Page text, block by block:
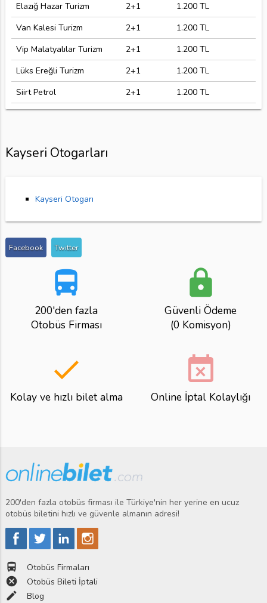
Elazığ Hazar Turizm
2+1
1.200 TL
Van Kalesi Turizm
2+1
1.200 TL
Vip Malatyalılar Turizm
2+1
1.200 TL
Lüks Ereğli Turizm
2+1
1.200 TL
Siirt Petrol
2+1 1.200 TL
Kayseri Otogarları
Kayseri Otogarı
Facebook Twitter
directions_bus
200'den fazla
Otobüs Firması
lock
Güvenli Ödeme
(0 Komisyon)
done
Kolay ve hızlı bilet alma
event_busy
Online İptal Kolaylığı
200'den fazla otobüs firması ile Türkiye'nin her yerine en ucuz
otobüs biletini hızlı ve güvenle almanın adresi!
directions_bus Otobüs Firmaları
cancel Otobüs Bileti İptali
edit Blog